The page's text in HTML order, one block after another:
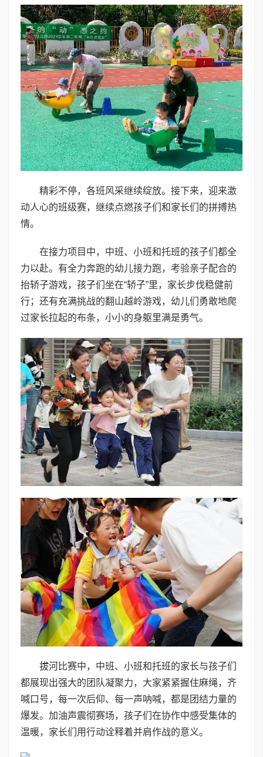
精彩不停，各班风采继续绽放。接下来，迎来激
动人心的班级赛，继续点燃孩子们和家长们的拼搏热
情。
在接力项目中，中班、小班和托班的孩子们都全
力以赴。有全力奔跑的幼儿接力跑，考验亲子配合的
抬轿子游戏，孩子们坐在“轿子”里，家长步伐稳健前
行；还有充满挑战的翻山越岭游戏，幼儿们勇敢地爬
过家长拉起的布条，小小的身躯里满是勇气。
拔河比赛中，中班、小班和托班的家长与孩子们
都展现出强大的团队凝聚力，大家紧紧握住麻绳，齐
喊口号，每一次后仰、每一声呐喊，都是团结力量的
爆发。加油声震彻赛场，孩子们在协作中感受集体的
温暖，家长们用行动诠释着并肩作战的意义。